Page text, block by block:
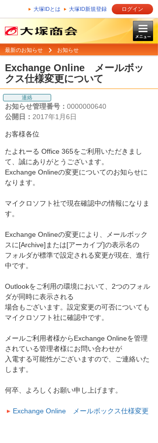
大塚IDとは 大塚ID新規登録 ログイン
最新のお知らせ お知らせ
Exchange Online メールボッ
クス仕様変更について
連絡
お知らせ管理番号： 0000000640
公開日： 2017年1月6日
お客様各位
たよれーる Office 365をご利用いただきまし
て、誠にありがとうございます。
Exchange Onlineの変更についてのお知らせに
なります。
マイクロソフト社で現在確認中の情報になりま
す。
Exchange Onlineの変更により、メールボック
スに[Archive]または[アーカイブ]の表示名の
フォルダが標準で設定される変更が現在、進行
中です。
Outlookをご利用の環境において、2つのフォル
ダが同時に表示される
場合もございます。設定変更の可否についても
マイクロソフト社に確認中です。
メールご利用者様からExchange Onlineを管理
されている管理者様にお問い合わせが
入電する可能性がございますので、ご連絡いた
します。
何卒、よろしくお願い申し上げます。
Exchange Online メールボックス仕様変更